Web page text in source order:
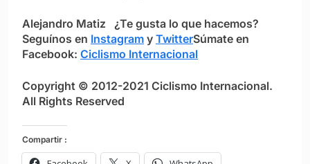
Alejandro Matiz
¿Te gusta lo que hacemos?
Seguínos en Instagram y TwitterSúmate en
Facebook: Ciclismo Internacional
Copyright © 2012-2021 Ciclismo Internacional.
All Rights Reserved
Compartir :